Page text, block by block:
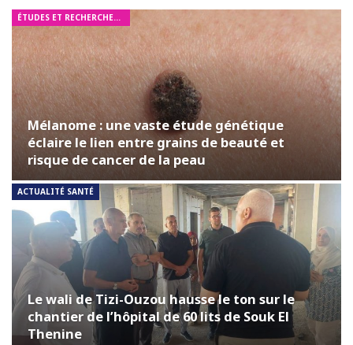
ÉTUDES ET RECHERCHES MÉDICALES
Mélanome : une vaste étude génétique
éclaire le lien entre grains de beauté et
risque de cancer de la peau
ACTUALITÉ SANTÉ
Le wali de Tizi-Ouzou hausse le ton sur le
chantier de l’hôpital de 60 lits de Souk El
Thenine